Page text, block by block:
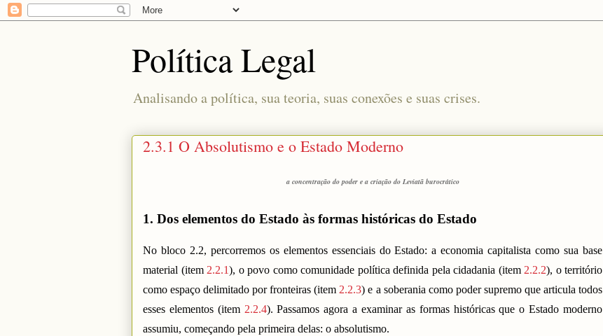
Política Legal
Analisando a política, sua teoria, suas conexões e suas crises.
2.3.1 O Absolutismo e o Estado Moderno
a concentração do poder e a criação do Leviatã burocrático
1. Dos elementos do Estado às formas históricas do Estado
No bloco 2.2, percorremos os elementos essenciais do Estado: a economia capitalista como sua base
material (item 2.2.1), o povo como comunidade política definida pela cidadania (item 2.2.2), o território
como espaço delimitado por fronteiras (item 2.2.3) e a soberania como poder supremo que articula todos
esses elementos (item 2.2.4). Passamos agora a examinar as formas históricas que o Estado moderno
assumiu, começando pela primeira delas: o absolutismo.